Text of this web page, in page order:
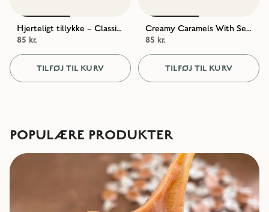
Hjerteligt tillykke – Classic Creamy Caramels
85 kr.
TILFØJ TIL KURV
Creamy Caramels With Sea Salt
85 kr.
TILFØJ TIL KURV
POPULÆRE PRODUKTER